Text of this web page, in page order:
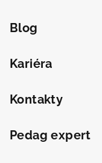
Blog
Kariéra
Kontakty
Pedag expert